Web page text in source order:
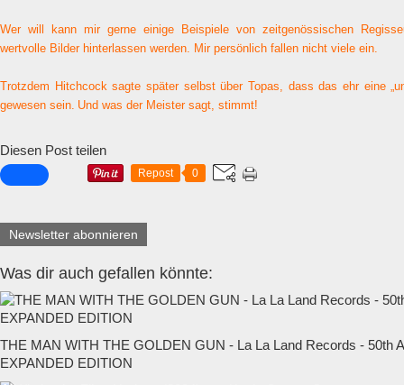
Wer will kann mir gerne einige Beispiele von zeitgenössischen
wertvolle Bilder hinterlassen werden. Mir persönlich fallen nicht viele ein.
Trotzdem Hitchcock sagte später selbst über Topas, dass das ehr eine
gewesen sein. Und was der Meister sagt, stimmt!
Diesen Post teilen
Repost 0
Newsletter abonnieren
Was dir auch gefallen könnte:
THE MAN WITH THE GOLDEN GUN - La La Land Records - 50th
EXPANDED EDITION